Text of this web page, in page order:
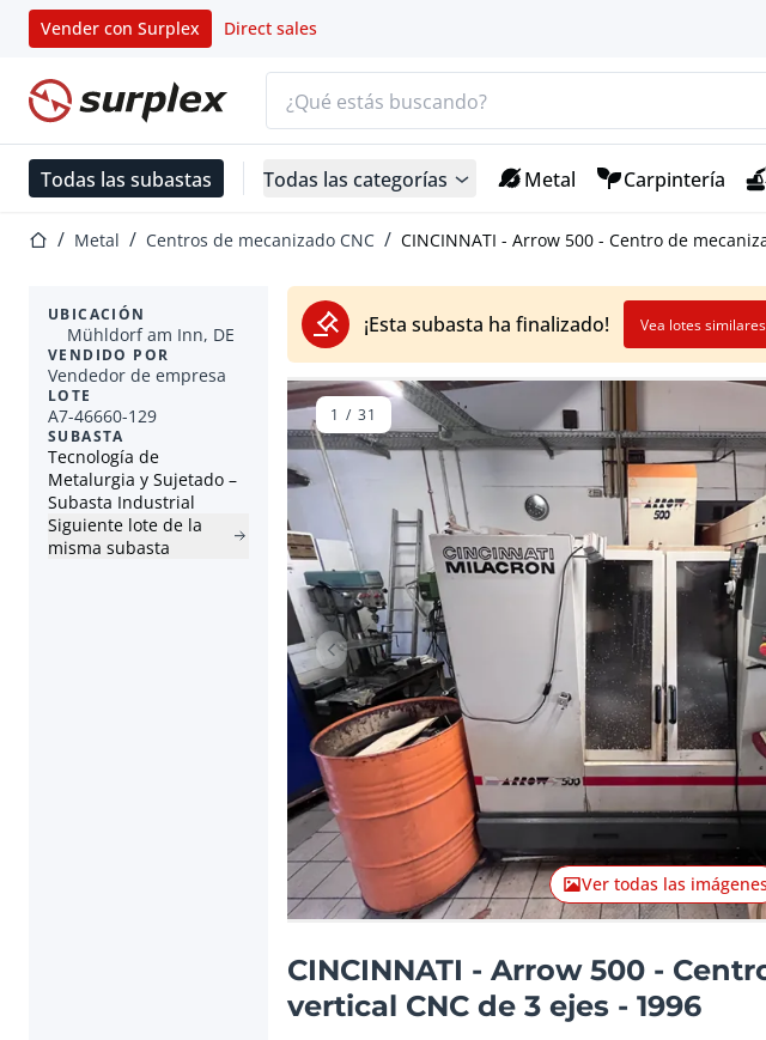
Vender con Surplex Direct sales
Página de inicio
Todas las subastas Todas las categorías Metal Carpintería
Página de inicio
Metal Centros de mecanizado CNC CINCINNATI - Arrow 500 - Centro de
¡Esta subasta ha finalizado! Vea lotes similares
UBICACIÓN
Mühldorf am Inn, DE
VENDIDO POR
Vendedor de empresa
LOTE
A7-46660-129
SUBASTA
Tecnología de
Metalurgia y Sujetado –
Subasta Industrial
Siguiente lote de la
misma subasta
Artículo anterior
Ver todas las
1 / 31
CINCINNATI - Arrow 500 -
vertical CNC de 3 ejes - 1996